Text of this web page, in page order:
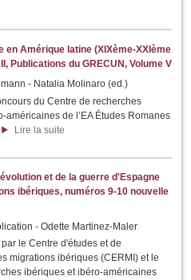
en Amérique latine (XIXème-XXIème
Publications du GRECUN, Volume V
- Natalia Molinaro (ed.)
du Centre de recherches
américaines de l’EA Études Romanes
Lire la suite
et de la guerre d'Espagne
ibériques, numéros 9-10 nouvelle
- Odette Martinez-Maler
le Centre d'études et de
migrations ibériques (CERMI) et le
ibériques et ibéro-américaines